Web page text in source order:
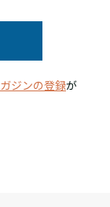
ジンの登録が